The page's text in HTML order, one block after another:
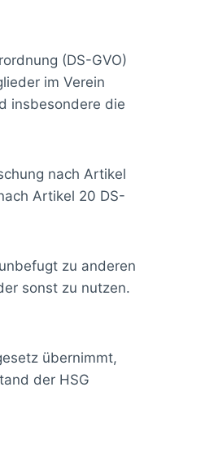
(DS-GVO)
im Verein
insbesondere die
nach Artikel
Artikel 20 DS-
zu anderen
sonst zu nutzen.
übernimmt,
der HSG